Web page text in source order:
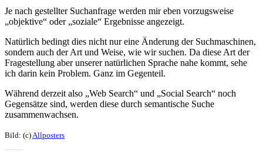
Je nach gestellter Suchanfrage werden mir eben vorzugsweise
„objektive“ oder „soziale“ Ergebnisse angezeigt.
Natürlich bedingt dies nicht nur eine Änderung der Suchmaschinen,
sondern auch der Art und Weise, wie wir suchen. Da diese Art der
Fragestellung aber unserer natürlichen Sprache nahe kommt, sehe
ich darin kein Problem. Ganz im Gegenteil.
Während derzeit also „Web Search“ und „Social Search“ noch
Gegensätze sind, werden diese durch semantische Suche
zusammenwachsen.
Bild: (c) Allposters